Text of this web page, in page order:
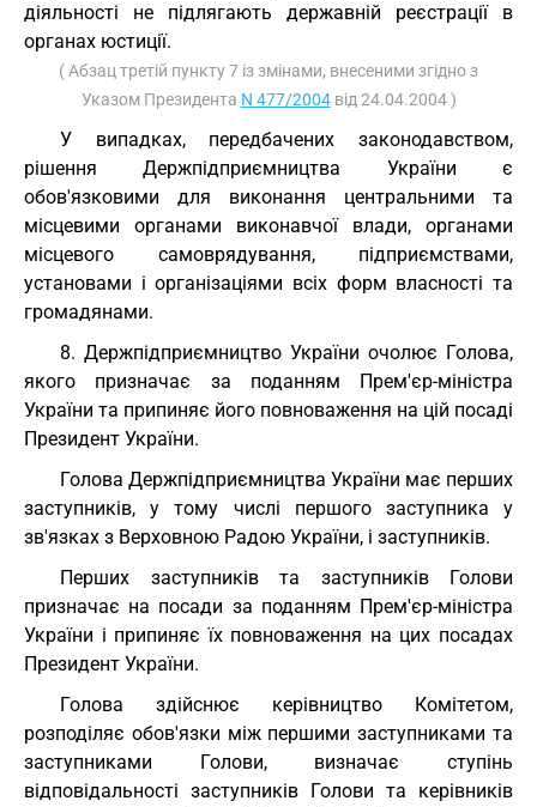
діяльності не підлягають державній реєстрації в
органах юстиції.
( Абзац третій пункту 7 із змінами, внесеними згідно з
Указом Президента N 477/2004від 24.04.2004 )
У випадках, передбачених законодавством,
рішення Держпідприємництва України є
обов'язковими для виконання центральними та
місцевими органами виконавчої влади, органами
місцевого самоврядування, підприємствами,
установами і організаціями всіх форм власності та
громадянами.
8. Держпідприємництво України очолює Голова,
якого призначає за поданням Прем'єр-міністра
України та припиняє його повноваження на цій посаді
Президент України.
Голова Держпідприємництва України має перших
заступників, у тому числі першого заступника у
зв'язках з Верховною Радою України, і заступників.
Перших заступників та заступників Голови
призначає на посади за поданням Прем'єр-міністра
України і припиняє їх повноваження на цих посадах
Президент України.
Голова здійснює керівництво Комітетом,
розподіляє обов'язки між першими заступниками та
заступниками Голови, визначає ступінь
відповідальності заступників Голови та керівників